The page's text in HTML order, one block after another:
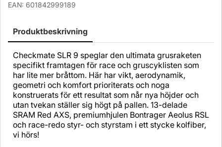
EAN: 601842999189
Produktbeskrivning
Checkmate SLR 9 speglar den ultimata grusraketen
specifikt framtagen för race och gruscyklisten som
har lite mer bråttom. Här har vikt, aerodynamik,
geometri och komfort prioriterats och noga
konstruerats för ett resultat som når nya höjder och
utan tvekan ställer sig högt på pallen. 13-delade
SRAM Red AXS, premiumhjulen Bontrager Aeolus RSL
och race-redo styr- och styrstam i ett stycke kolfiber,
vi hörs!